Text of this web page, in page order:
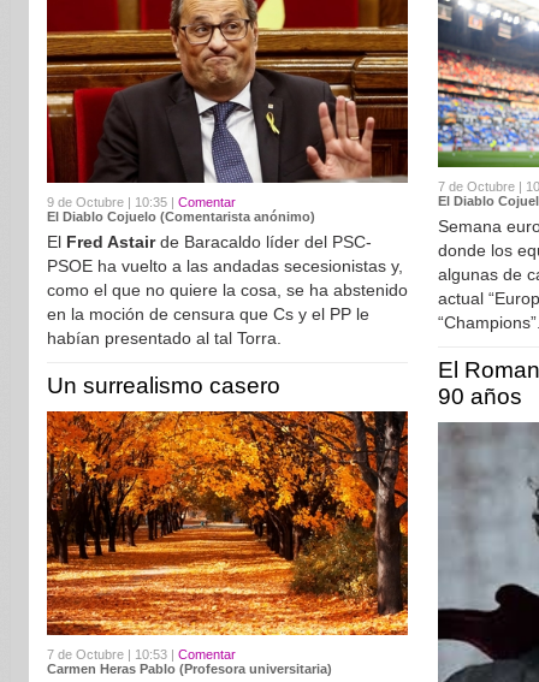
9 de Octubre | 10:35 | Comentar
El Diablo Cojuelo (Comentarista anónimo)
El Fred Astairde Baracaldo líder del PSC-
PSOE ha vuelto a las andadas secesionistas y,
como el que no quiere la cosa, se ha abstenido
en la moción de censura que Cs y el PP le
habían presentado al tal Torra.
Un surrealismo casero
7 de Octubre | 10:53 | Comentar
Carmen Heras Pablo (Profesora universitaria)
7 de Octubre |
El Diablo
Semana
donde los
algunas de
actual
El
90 años